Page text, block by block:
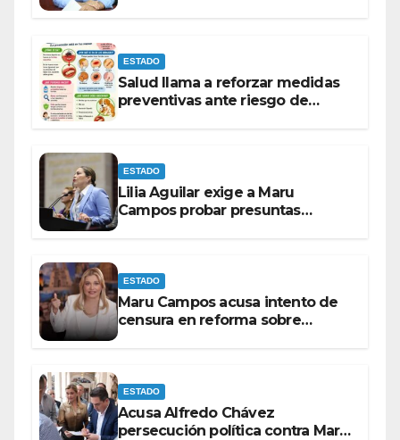
ESTADO
Salud llama a reforzar medidas
preventivas ante riesgo de
ESTADO
Lilia Aguilar exige a Maru
Campos probar presuntas
ESTADO
Maru Campos acusa intento de
censura en reforma sobre
ESTADO
Acusa Alfredo Chávez
persecución política contra Maru